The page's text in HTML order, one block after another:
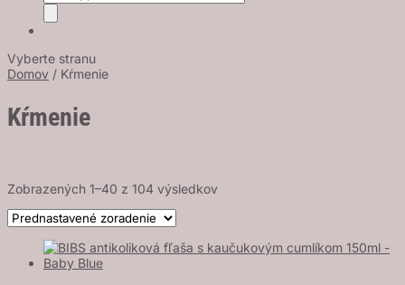
search
Vyberte stranu
Domov / Kŕmenie
Kŕmenie
Zobrazených 1–40 z 104 výsledkov